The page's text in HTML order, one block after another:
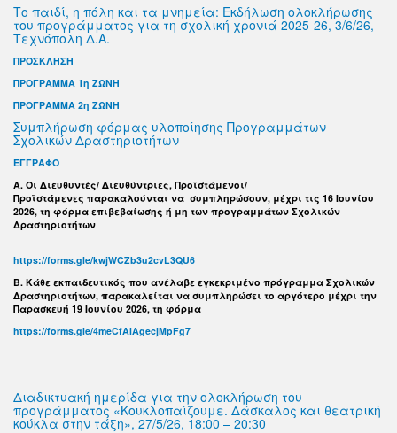
Το παιδί, η πόλη και τα μνημεία: Εκδήλωση ολοκλήρωσης
του προγράμματος για τη σχολική χρονιά 2025-26, 3/6/26,
Τεχνόπολη Δ.Α.
ΠΡΟΣΚΛΗΣΗ
ΠΡΟΓΡΑΜΜΑ 1η ΖΩΝΗ
ΠΡΟΓΡΑΜΜΑ 2η ΖΩΝΗ
Συμπλήρωση φόρμας υλοποίησης Προγραμμάτων
Σχολικών Δραστηριοτήτων
ΕΓΓΡΑΦΟ
Α. Οι Διευθυντές/ Διευθύντριες, Προϊστάμενοι/
Προϊστάμενες παρακαλούνται να συμπληρώσουν, μέχρι τις 16 Ιουνίου
2026, τη φόρμα επιβεβαίωσης ή μη των προγραμμάτων Σχολικών
Δραστηριοτήτων
https://forms.gle/kwjWCZb3u2cvL3QU6
B. Κάθε εκπαιδευτικός που ανέλαβε εγκεκριμένο πρόγραμμα Σχολικών
Δραστηριοτήτων, παρακαλείται να συμπληρώσει το αργότερο μέχρι την
Παρασκευή 19 Ιουνίου 2026, τη φόρμα
https://forms.gle/4meCfAiAgecjMpFg7
Διαδικτυακή ημερίδα για την ολοκλήρωση του
προγράμματος «Κουκλοπαίζουμε. Δάσκαλος και θεατρική
κούκλα στην τάξη», 27/5/26, 18:00 – 20:30